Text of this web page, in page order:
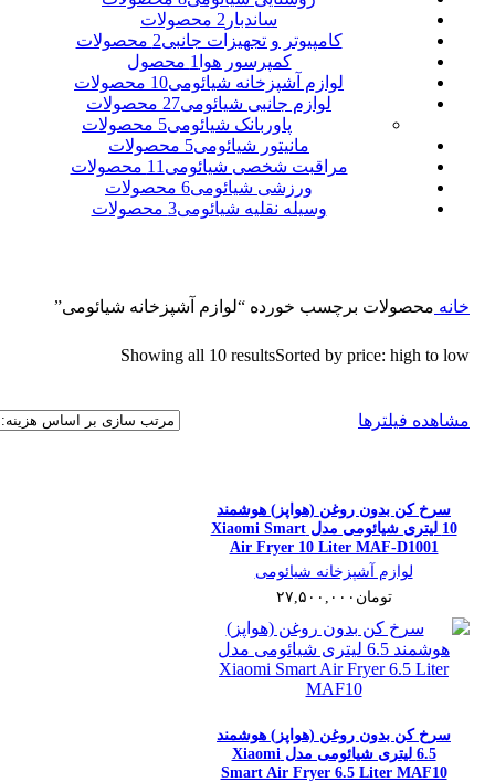
ساندبار 2 محصولات
کامپیوتر و تجهیزات جانبی2 محصولات
کمپرسور هوا 1 محصول
لوازم آشپزخانه شیائومی10 محصولات
لوازم جانبی شیائومی27 محصولات
پاوربانک شیائومی5 محصولات
مانیتور شیائومی5 محصولات
مراقبت شخصی شیائومی 11 محصولات
ورزشی شیائومی6 محصولات
وسیله نقلیه شیائومی3 محصولات
خانه محصولات برچسب خورده “لوازم آشپزخانه شیائومی”
Showing all 10 resultsSorted by price: high to low
مشاهده فیلترها
سرخ کن بدون روغن (هواپز) هوشمند
10 لیتری شیائومی مدل Xiaomi Smart
Air Fryer 10 Liter MAF-D1001
لوازم آشپزخانه شیائومی
تومان ۲۷,۵۰۰,۰۰۰
سرخ کن بدون روغن (هواپز) هوشمند
6.5 لیتری شیائومی مدل Xiaomi
Smart Air Fryer 6.5 Liter MAF10